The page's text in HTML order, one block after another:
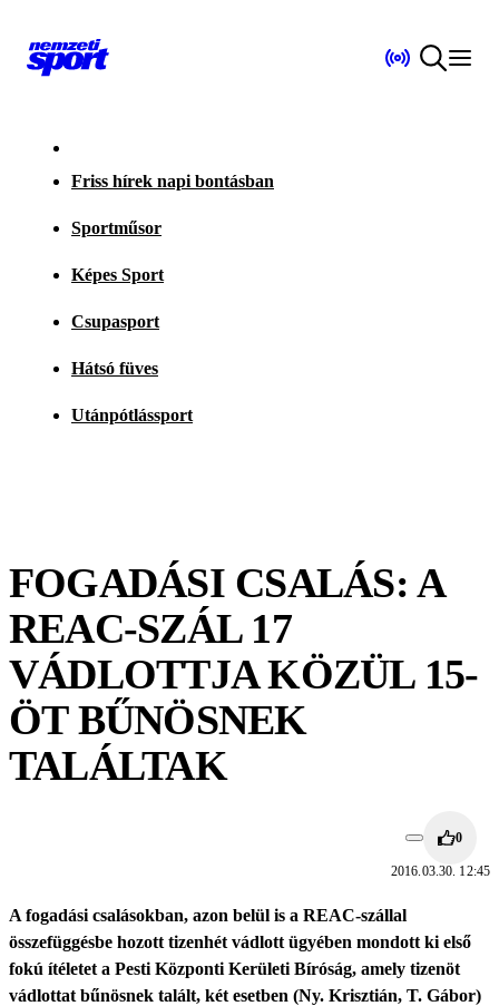
Friss hírek napi bontásban
Sportműsor
Képes Sport
Csupasport
Hátsó füves
Utánpótlássport
FOGADÁSI CSALÁS: A
REAC-SZÁL 17
VÁDLOTTJA KÖZÜL 15-
ÖT BŰNÖSNEK
TALÁLTAK
0
2016.03.30. 12:45
A fogadási csalásokban, azon belül is a REAC-szállal
összefüggésbe hozott tizenhét vádlott ügyében mondott ki első
fokú ítéletet a Pesti Központi Kerületi Bíróság, amely tizenöt
vádlottat bűnösnek talált, két esetben (Ny. Krisztián, T. Gábor)